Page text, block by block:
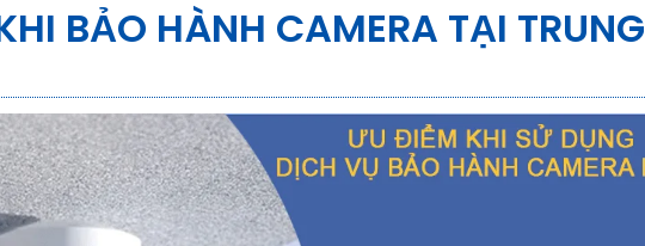
BẢO HÀNH CAMERA TẠI TRUNG